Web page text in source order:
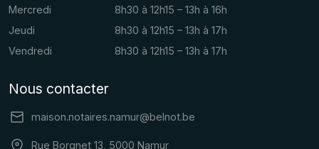
Mercredi
8h30 à 12h15 – 13h à 16h
Jeudi
8h30 à 12h15 – 13h à 17h
Vendredi
8h30 à 12h15 – 13h à 17h
Nous contacter
maison.notaires.namur@belnot.be
Rue Borgnet 13, 5000 Namur